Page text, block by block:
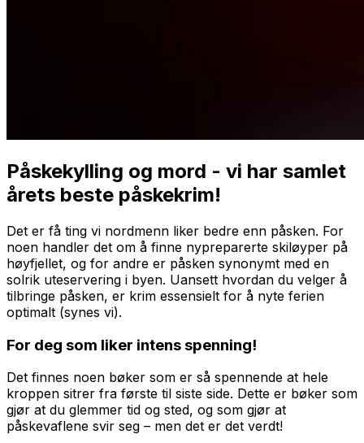
Påskekylling og mord - vi har samlet
årets beste påskekrim!
Det er få ting vi nordmenn liker bedre enn påsken. For
noen handler det om å finne nypreparerte skiløyper på
høyfjellet, og for andre er påsken synonymt med en
solrik uteservering i byen. Uansett hvordan du velger å
tilbringe påsken, er krim essensielt for å nyte ferien
optimalt (synes vi).
For deg som liker intens spenning!
Det finnes noen bøker som er så spennende at hele
kroppen sitrer fra første til siste side. Dette er bøker som
gjør at du glemmer tid og sted, og som gjør at
påskevaflene svir seg – men det er det verdt!